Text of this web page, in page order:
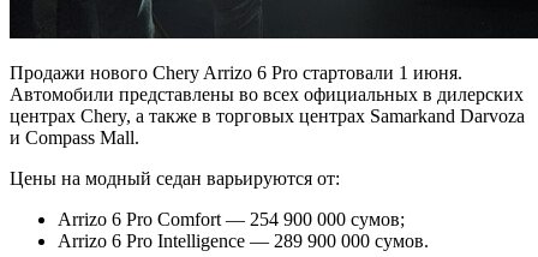
Продажи нового Chery Arrizo 6 Pro стартовали 1 июня.
Автомобили представлены во всех официальных в дилерских
центрах Chery, а также в торговых центрах Samarkand Darvoza
и Compass Mall.
Цены на модный седан варьируются от:
Arrizo 6 Pro Comfort — 254 900 000 сумов;
Arrizo 6 Pro Intelligence — 289 900 000 сумов.